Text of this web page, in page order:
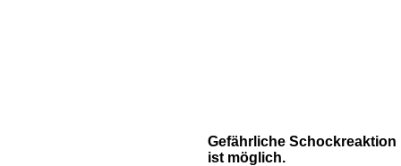
Gefährliche Schockreaktion
ist möglich.